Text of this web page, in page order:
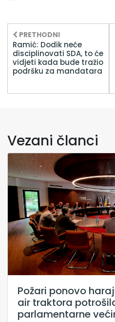
PRETHODNI
Ramić: Dodik neće
disciplinovati SDA, to će
vidjeti kada bude tražio
podršku za mandatara
Vezani članci
Požari ponovo
air traktora
parlamentarne